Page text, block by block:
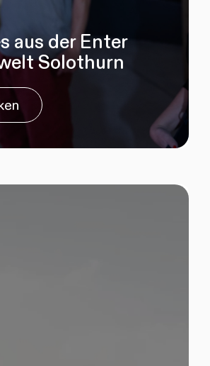
aus der Enter
Solothurn